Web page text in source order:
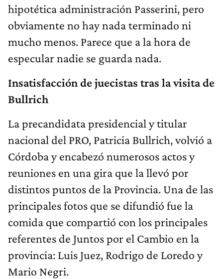
hipotética administración Passerini, pero
obviamente no hay nada terminado ni
mucho menos. Parece que a la hora de
especular nadie se guarda nada.
Insatisfacción de juecistas tras la visita de
Bullrich
La precandidata presidencial y titular
nacional del PRO, Patricia Bullrich, volvió a
Córdoba y encabezó numerosos actos y
reuniones en una gira que la llevó por
distintos puntos de la Provincia. Una de las
principales fotos que se difundió fue la
comida que compartió con los principales
referentes de Juntos por el Cambio en la
provincia: Luis Juez, Rodrigo de Loredo y
Mario Negri.